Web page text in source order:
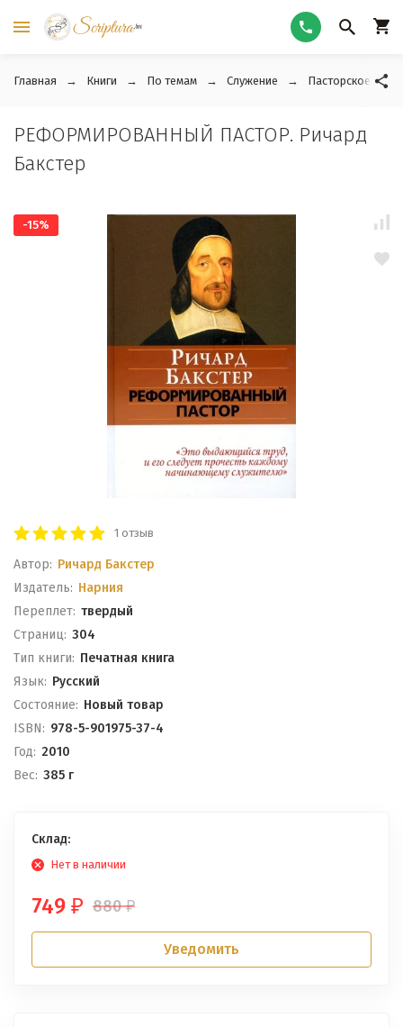
Главная Книги По темам Служение Пасторское
РЕФОРМИРОВАННЫЙ ПАСТОР. Ричард
Бакстер
-15%
1 отзыв
Автор: Ричард Бакстер
Издатель: Нарния
Переплет: твердый
Cтраниц: 304
Тип книги: Печатная книга
Язык: Русский
Состояние: Новый товар
ISBN: 978-5-901975-37-4
Год: 2010
Вес: 385 г
Склад:
Нет в наличии
749 ₽ 880₽
Уведомить